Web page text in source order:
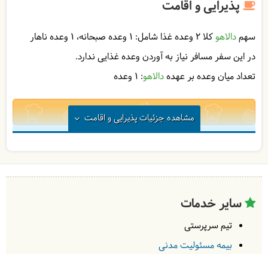
پذیرایی و اقامت
سهمدالاهوکلا 2 وعده غذا شامل: 1 وعده صبحانه
1 وعده ناهار
در این سفر مسافر نیاز به آوردن وعده غذایی ندارد.
تعداد میان وعده بر عهدهدالاهو: 1 وعده
1
دررستوران| به عهدهدالاهو
مشاهدهجزئیات پذیرایی و اقامت
سایر خدمات
تیم سرپرستی
بیمه مسئولیت مدنی